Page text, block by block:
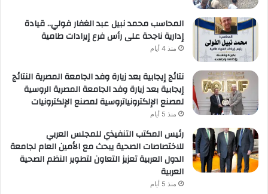
المحاسب محمد نبيل عبد الغفار فولي.. قيادة
إدارية ناجحة على رأس فرع إيرادات طامية
منذ 4 أيام
نتائج إيجابية بعد زيارة وفد الجامعة المصرية النتائج
إيجابية بعد زيارة وفد الجامعة المصرية الروسية
لمصنع الإلكترونياتروسية لمصنع الإلكترونيات
منذ 5 أيام
رئيس المكتب التنفيذي للمجلس العربي
للاختصاصات الصحية يبحث مع الأمين العام لجامعة
الدول العربية تعزيز التعاون لتطوير النظم الصحية
العربية
منذ 5 أيام